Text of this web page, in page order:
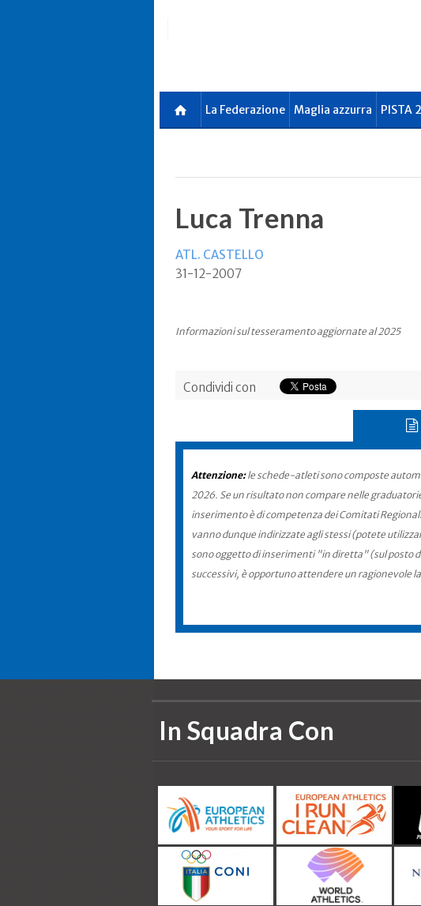
La Federazione Maglia azzurra PISTA
Luca Trenna
ATL. CASTELLO
31-12-2007
Informazioni sul tesseramento aggiornate al 2025
Condividi con
Attenzione:le schede-atleti sono composte
2026. Se un risultato non compare nelle
inserimento è di competenza dei Comitati
vanno dunque indirizzate agli stessi (potete
sono oggetto di inserimenti "in diretta" (sul posto
successivi, è opportuno attendere un ragionevole
In Squadra Con